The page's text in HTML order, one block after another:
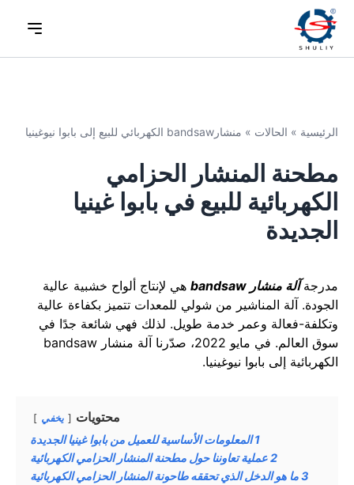
الرئيسية » الحالات » منشارbandsaw الكهربائي للبيع إلى بابوا نيوغينيا
مطحنة المنشار الحزامي
الكهربائية للبيع في بابوا غينيا
الجديدة
مدرجةآلة منشار bandsaw
هي لإنتاج ألواح خشبية عالية
الجودة. آلة المناشير من شولي للمعدات تتميز بكفاءة عالية
وتكلفة-فعالة وعمر خدمة طويل. لذلك فهي شائعة جدًا في
سوق العالم. في مايو 2022، صدّرنا آلة منشار bandsaw
الكهربائية إلى بابوا نيوغينيا.
محتويات يخفي
1 المعلومات الأساسية للعميل من بابوا غينيا الجديدة
2عملية تعاوننا حول مطحنة المنشار الحزامي الكهربائية
3ما هو الدخل الذي تحققه طاحونة المنشار الحزامي الكهربائية